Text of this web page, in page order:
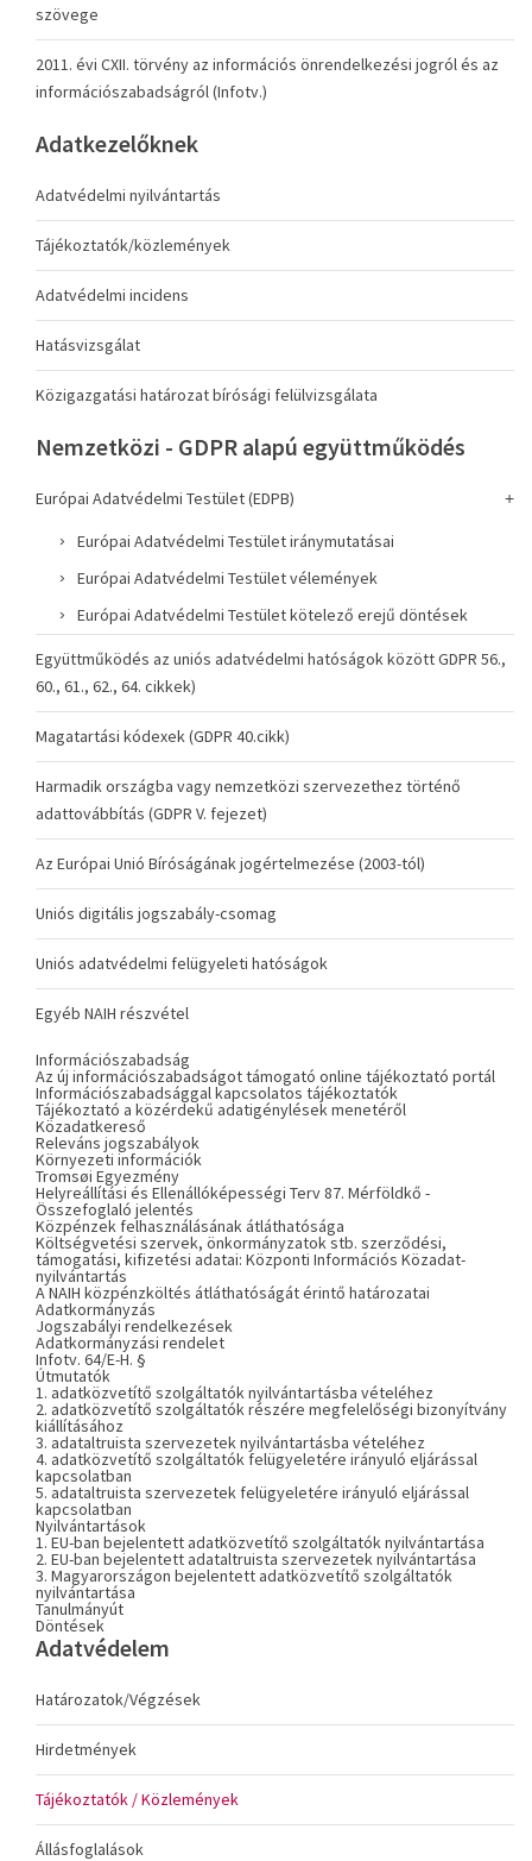
szövege
2011. évi CXII. törvény az információs önrendelkezési jogról és az
információszabadságról (Infotv.)
Adatkezelőknek
Adatvédelmi nyilvántartás
Tájékoztatók/közlemények
Adatvédelmi incidens
Hatásvizsgálat
Közigazgatási határozat bírósági felülvizsgálata
Nemzetközi - GDPR alapú együttműködés
Európai Adatvédelmi Testület (EDPB)
Európai Adatvédelmi Testület iránymutatásai
Európai Adatvédelmi Testület vélemények
Európai Adatvédelmi Testület kötelező erejű döntések
Együttműködés az uniós adatvédelmi hatóságok között GDPR 56.,
60., 61., 62., 64. cikkek)
Magatartási kódexek (GDPR 40.cikk)
Harmadik országba vagy nemzetközi szervezethez történő
adattovábbítás (GDPR V. fejezet)
Az Európai Unió Bíróságának jogértelmezése (2003-tól)
Uniós digitális jogszabály-csomag
Uniós adatvédelmi felügyeleti hatóságok
Egyéb NAIH részvétel
Információszabadság
Az új információszabadságot támogató online tájékoztató portál
Információszabadsággal kapcsolatos tájékoztatók
Tájékoztató a közérdekű adatigénylések menetéről
Közadatkereső
Releváns jogszabályok
Környezeti információk
Tromsøi Egyezmény
Helyreállítási és Ellenállóképességi Terv 87. Mérföldkő -
Összefoglaló jelentés
Közpénzek felhasználásának átláthatósága
Költségvetési szervek, önkormányzatok stb. szerződési,
támogatási, kifizetési adatai: Központi Információs Közadat-
nyilvántartás
A NAIH közpénzköltés átláthatóságát érintő határozatai
Adatkormányzás
Jogszabályi rendelkezések
Adatkormányzási rendelet
Infotv. 64/E-H. §
Útmutatók
1. adatközvetítő szolgáltatók nyilvántartásba vételéhez
2. adatközvetítő szolgáltatók részére megfelelőségi bizonyítvány
kiállításához
3. adataltruista szervezetek nyilvántartásba vételéhez
4. adatközvetítő szolgáltatók felügyeletére irányuló eljárással
kapcsolatban
5. adataltruista szervezetek felügyeletére irányuló eljárással
kapcsolatban
Nyilvántartások
1. EU-ban bejelentett adatközvetítő szolgáltatók nyilvántartása
2. EU-ban bejelentett adataltruista szervezetek nyilvántartása
3. Magyarországon bejelentett adatközvetítő szolgáltatók
nyilvántartása
Tanulmányút
Döntések
Adatvédelem
Határozatok/Végzések
Hirdetmények
Tájékoztatók / Közlemények
Állásfoglalások